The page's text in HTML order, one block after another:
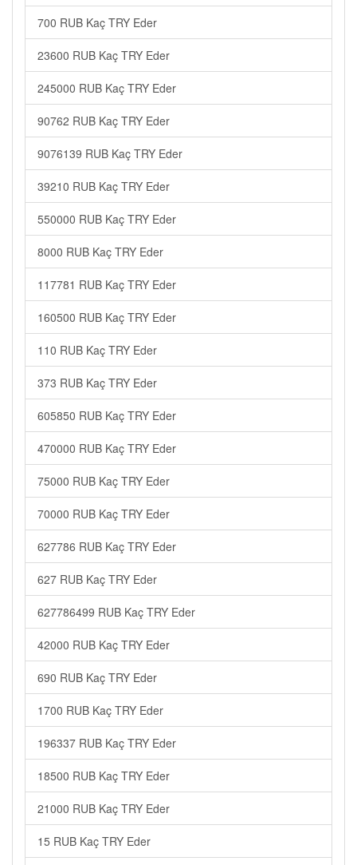
700 RUB Kaç TRY Eder
23600 RUB Kaç TRY Eder
245000 RUB Kaç TRY Eder
90762 RUB Kaç TRY Eder
9076139 RUB Kaç TRY Eder
39210 RUB Kaç TRY Eder
550000 RUB Kaç TRY Eder
8000 RUB Kaç TRY Eder
117781 RUB Kaç TRY Eder
160500 RUB Kaç TRY Eder
110 RUB Kaç TRY Eder
373 RUB Kaç TRY Eder
605850 RUB Kaç TRY Eder
470000 RUB Kaç TRY Eder
75000 RUB Kaç TRY Eder
70000 RUB Kaç TRY Eder
627786 RUB Kaç TRY Eder
627 RUB Kaç TRY Eder
627786499 RUB Kaç TRY Eder
42000 RUB Kaç TRY Eder
690 RUB Kaç TRY Eder
1700 RUB Kaç TRY Eder
196337 RUB Kaç TRY Eder
18500 RUB Kaç TRY Eder
21000 RUB Kaç TRY Eder
15 RUB Kaç TRY Eder